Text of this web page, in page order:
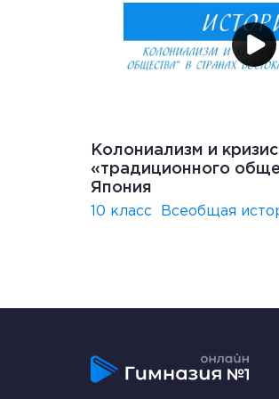
Колониализм и кризис
«традиционного
Япония
10 класс Всеобщая